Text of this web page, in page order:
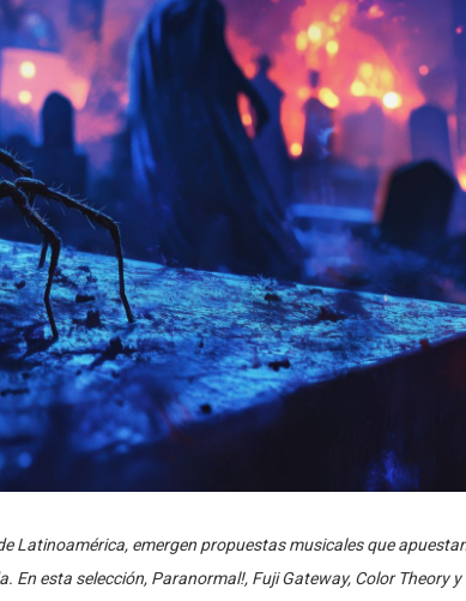
Latinoamérica, emergen propuestas musicales que
esta selección, Paranormal!, Fuji Gateway, Color Theory y